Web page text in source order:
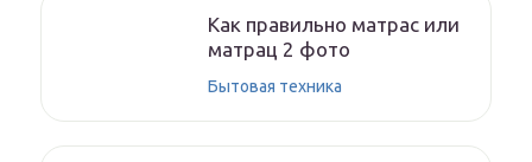
Как правильно матрас или
матрац 2 фото
Бытовая техника